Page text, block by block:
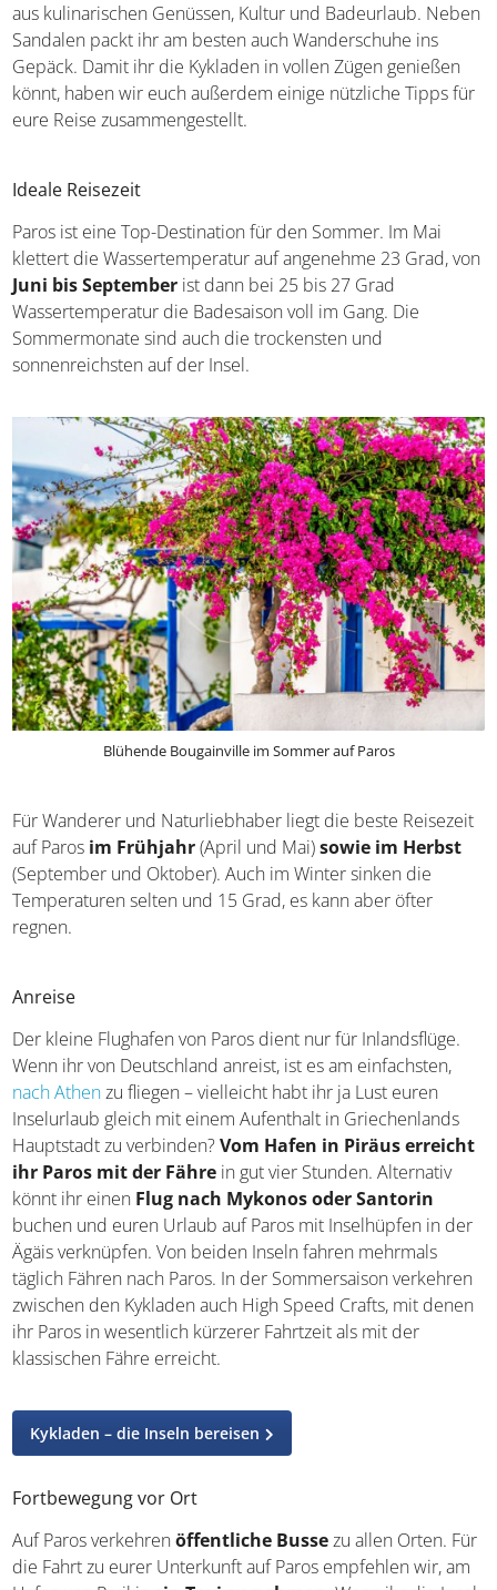
schwimmen und schnorcheln.
Reise-Infos
Ein Urlaub auf Parosbietet eine harmonische
Kombination aus kulinarischen Genüssen, Kultur und
Wanderschuhe ins Gepäck. Damit ihr die Kykladen in
einige nützliche Tipps für eure Reise zusammengestellt.
Ideale Reisezeit
Paros ist eine Top-Destination für den Sommer. Im Mai
Wassertemperatur die Badesaison voll im Gang. Die
Sommermonate sind auch die trockensten und
sonnenreichsten auf der Insel.
Blühende Bougainville im Sommer auf Paros
Für Wanderer und Naturliebhaber liegt die beste
im Herbst
aber öfter regnen.
Anreise
Der kleine Flughafen von Paros dient nur für Inlandsflüge.
Wenn ihr von Deutschland anreist, ist es am einfachsten,
nach Athenzu fliegen – vielleicht habt ihr ja Lust euren
Inselurlaub gleich mit einem Aufenthalt in Griechenlands
Hauptstadt zu verbinden?Vom Hafen in Piräus
erreicht ihr Paros mit der Fährein gut vier Stunden.
Alternativ könnt ihr einenFlugnach Mykonos oder
Santorinbuchen und euren Urlaub auf Paros mit
Inselhüpfen in der Ägäis verknüpfen. Von beiden Inseln
Sommersaison verkehren zwischen den Kykladen auch
High Speed Crafts, mit denen ihr Paros in wesentlich
Kykladen – die Inseln bereisen